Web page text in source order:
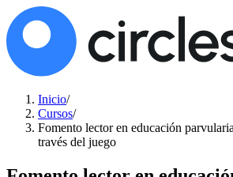
Inicio/
Cursos/
Fomento lector en educación
través del juego